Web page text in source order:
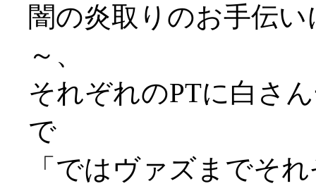
闇の炎取りのお手伝
～、
それぞれのPTに白さ
で
「ではヴァズまでそ